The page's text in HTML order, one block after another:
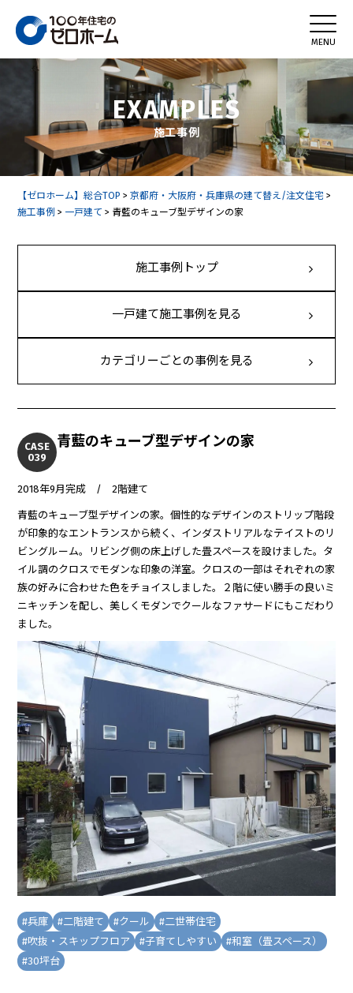
EXAMPLES
施工事例
【ゼロホーム】総合TOP >京都府・大阪府・兵庫県の建て替え/注文住宅 >
施工事例 > 一戸建て > 青藍のキューブ型デザインの家
施工事例トップ
一戸建て施工事例を見る
カテゴリーごとの事例を見る
CASE
039
青藍のキューブ型デザインの家
2018年9月完成 / 2階建て
青藍のキューブ型デザインの家。個性的なデザインのストリップ階段
が印象的なエントランスから続く、インダストリアルなテイストのリ
ビングルーム。リビング側の床上げした畳スペースを設けました。タ
イル調のクロスでモダンな印象の洋室。クロスの一部はそれぞれの家
族の好みに合わせた色をチョイスしました。２階に使い勝手の良いミ
ニキッチンを配し、美しくモダンでクールなファサードにもこだわり
ました。
#兵庫 #二階建て #クール #二世帯住宅
#吹抜・スキップフロア #子育てしやすい #和室（畳スペース）
#30坪台